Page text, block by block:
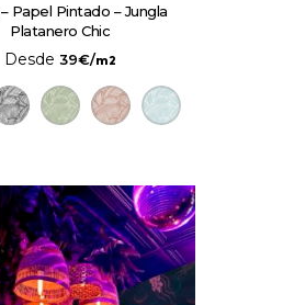
– Papel Pintado – Jungla
Platanero Chic
Desde 39€/m2